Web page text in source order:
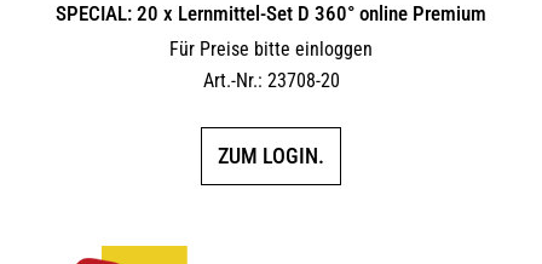
SPECIAL: 20 x Lernmittel-Set D 360° online Premium
Für Preise bitte einloggen
Art.-Nr.: 23708-20
ZUM LOGIN.